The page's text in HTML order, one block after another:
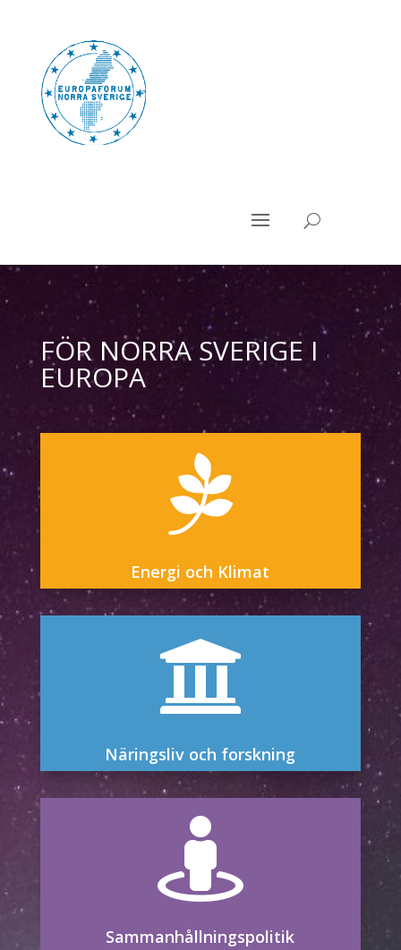
FÖR NORRA SVERIGE I
EUROPA

Energi och Klimat

Näringsliv och forskning

Sammanhållningspolitik